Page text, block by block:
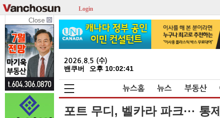
Login
Close
2026.8.5 (수)
밴쿠버 오후 10:02:41
뉴스홈 뉴스 부동산
포트 무디, 벨카라 파크··· 통